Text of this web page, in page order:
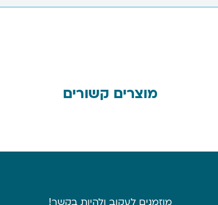
מוצרים קשורים
מוזמנים לעקוב ולהיות בקשר!